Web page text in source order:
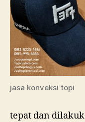
jasa konveksi topi
tepat dan